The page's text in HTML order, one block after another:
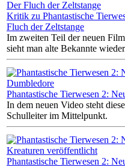
Kritik zu Phantastische
Fluch der Zeltstange
Im zweiten Teil der neuen
sieht man alte Bekannte
Phantastische Tierwesen 2:
In dem neuen Video steht
Schulleiter im Mittelpunkt.
Phantastische Tierwesen 2: